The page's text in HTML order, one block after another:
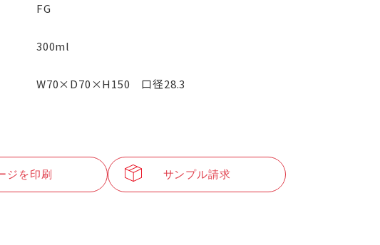
FG
300ml
W70×D70×H150 口径28.3
ジを印刷 サンプル請求